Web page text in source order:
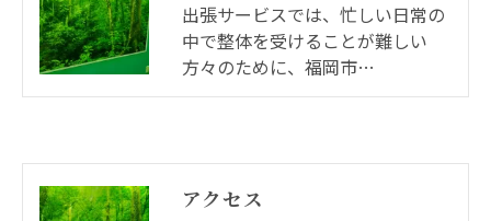
出張サービスでは、忙しい日常の
中で整体を受けることが難しい
方々のために、福岡市…
アクセス